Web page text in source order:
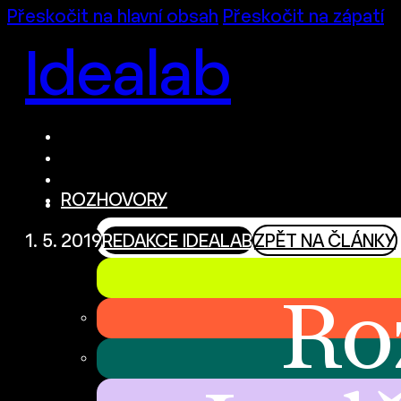
Přeskočit na hlavní obsah Přeskočit na zápatí
Idealab
ROZHOVORY
1. 5. 2019REDAKCE IDEALABZPĚT NA ČLÁNKY